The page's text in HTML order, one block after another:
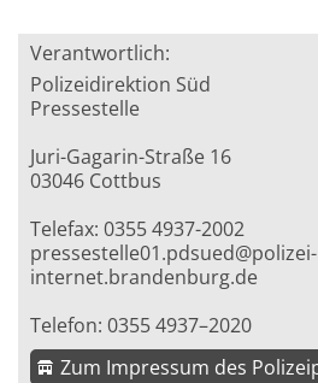
Verantwortlich:
Polizeidirektion Süd
Pressestelle
Juri-Gagarin-Straße 16
03046 Cottbus
Telefax: 0355 4937-2002
pressestelle01.pdsued@polizei-
internet.brandenburg.de
Telefon: 0355 4937–2020
Zum Impressum des